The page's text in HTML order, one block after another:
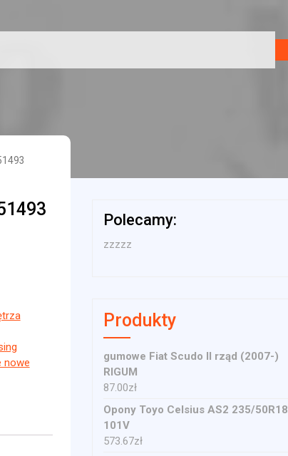
nowe
Polecamy:
zzzzz
Produkty
gumowe Fiat Scudo II rząd (2007-)
RIGUM
87.00zł
Opony Toyo Celsius AS2 235/50R18
101V
573.67zł